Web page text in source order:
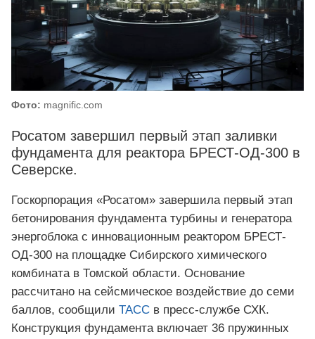
Фото: magnific.com
Росатом завершил первый этап заливки
фундамента для реактора БРЕСТ-ОД-300 в
Северске.
Госкорпорация «Росатом» завершила первый этап
бетонирования фундамента турбины и генератора
энергоблока с инновационным реактором БРЕСТ-
ОД-300 на площадке Сибирского химического
комбината в Томской области. Основание
рассчитано на сейсмическое воздействие до семи
баллов, сообщили ТАСС в пресс-службе СХК.
Конструкция фундамента включает 36 пружинных